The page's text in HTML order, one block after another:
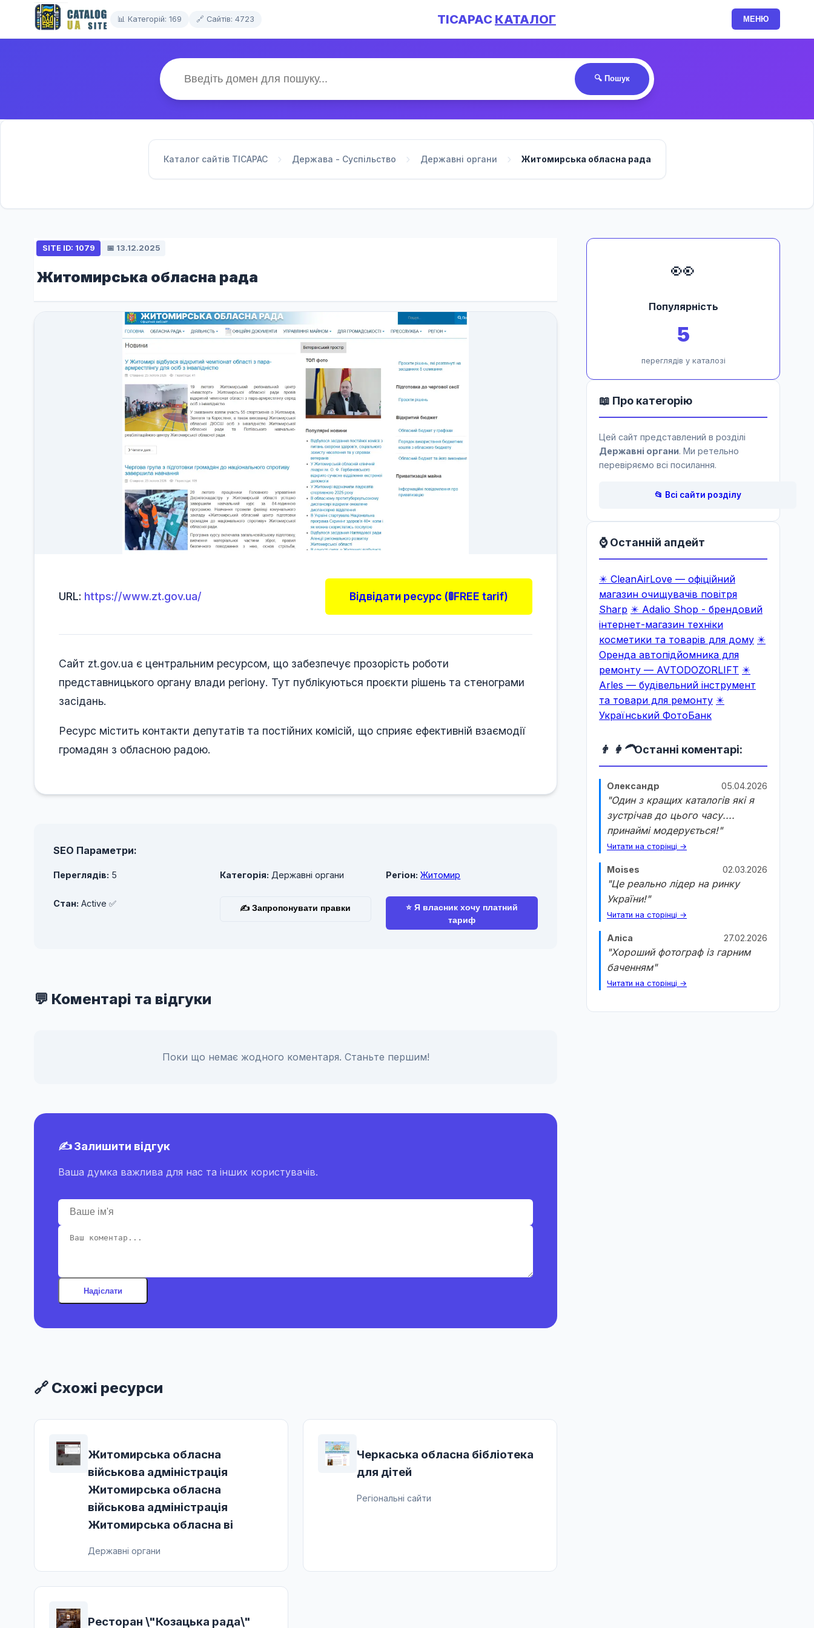
📊 Категорій: 169 🔗 Сайтів: 4723 TICAPAC КАТАЛОГ МЕНЮ
🔍 Пошук
Каталог сайтів TICAPAC Держава - Суспільство Державні органи Житомирська обласна рада
SITE ID: 1079 📅 13.12.2025
Житомирська обласна рада
URL: https://www.zt.gov.ua/ Відвідати ресурс (🚦FREE tarif)
Сайт zt.gov.ua є центральним ресурсом, що забезпечує прозорість роботи
представницького органу влади регіону. Тут публікуються проєкти рішень та стенограми
засідань.
Ресурс містить контакти депутатів та постійних комісій, що сприяє ефективній взаємодії
громадян з обласною радою.
SEO Параметри:
Переглядів: 5 Категорія: Державні органи Регіон: Житомир
Стан: Active ✅ ✍ Запропонувати правки
⭐ Я власник хочу платний
тариф
💬 Коментарі та відгуки
Поки що немає жодного коментаря. Станьте першим!
✍️ Залишити відгук
Ваша думка важлива для нас та інших користувачів.
Надіслати
🔗 Схожі ресурси
Житомирська обласна
військова адміністрація
Житомирська обласна
військова адміністрація
Житомирська обласна ві
Державні органи
Черкаська обласна бібліотека
для дітей
Регіональні сайти
Ресторан \"Козацька рада\"
👀
Популярність
5
переглядів у каталозі
📖 Про категорію
Цей сайт представлений в розділі
Державні органи. Ми ретельно
перевіряємо всі посилання.
📂 Всі сайти розділу
⌚ Останній апдейт
✴️ CleanAirLove — офіційний
магазин очищувачів повітря
Sharp ✴️ Adalio Shop - брендовий
інтернет-магазин техніки
косметики та товарів для дому ✴️
Оренда автопідйомника для
ремонту — AVTODOZORLIFT ✴️
Arles — будівельний інструмент
та товари для ремонту ✴️
Український ФотоБанк
👨 👩‍🦱Останні коментарі:
Олександр 05.04.2026
"Один з кращих каталогів які я
зустрічав до цього часу....
принаймі модерується!"
Читати на сторінці →
Moises 02.03.2026
"Це реально лідер на ринку
України!"
Читати на сторінці →
Аліса 27.02.2026
"Хороший фотограф із гарним
баченням"
Читати на сторінці →